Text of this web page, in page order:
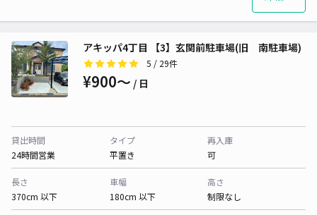
アキッパ4丁目 【3】玄関前駐車場(旧 南駐車場)
5 / 29件
¥900〜 / 日
貸出時間
24時間営業
タイプ
平置き
再入庫
可
長さ
370cm 以下
車幅
180cm 以下
高さ
制限なし